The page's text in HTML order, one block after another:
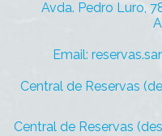
Avda. Pedro Luro,
Email:
Central de Reservas
Central de Reservas